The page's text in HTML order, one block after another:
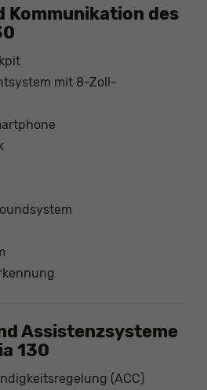
Kommunikation des
mit 8-Zoll-
Assistenzsysteme
130
(ACC)